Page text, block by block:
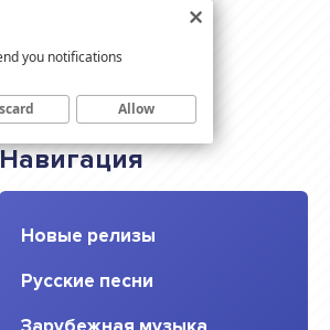
Навигация
Новые релизы
Русские песни
you notifications
Allow